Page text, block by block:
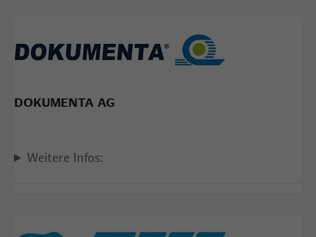
DOKUMENTA AG
Weitere Infos: